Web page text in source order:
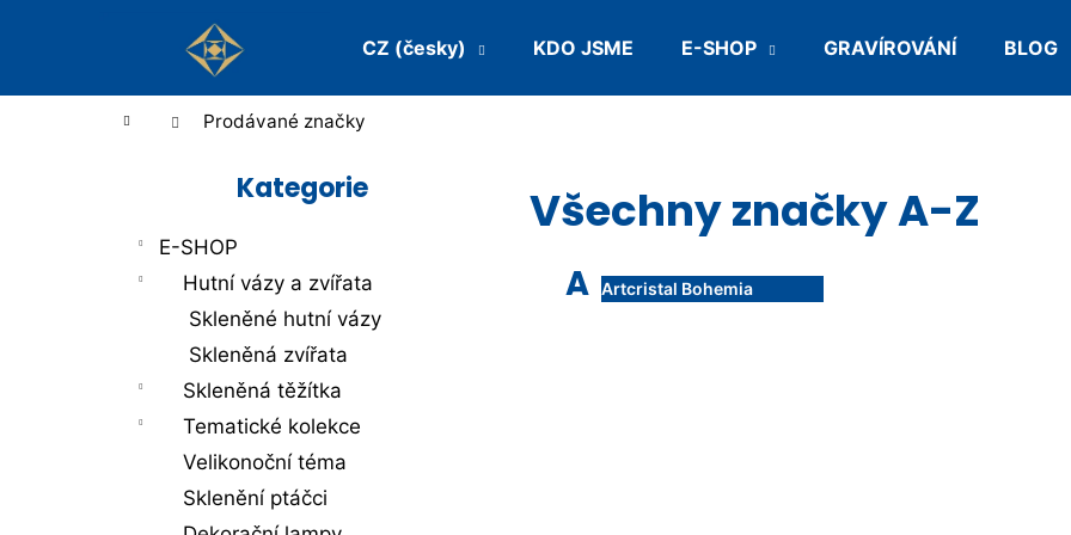
CZ (česky) KDO JSME E-SHOP GRAVÍROVÁNÍ BLOG
Domů Prodávané značky
Kategorie
E-SHOP
Hutní vázy a zvířata
Skleněné hutní vázy
Skleněná zvířata
Skleněná těžítka
Tematické kolekce
Velikonoční téma
Sklenění ptáčci
Všechny značky A-Z
A Artcristal Bohemia
š
do
do
HLEDAT
Doporučujeme